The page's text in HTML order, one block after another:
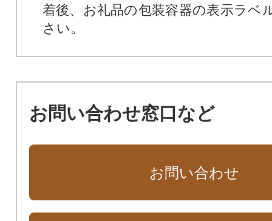
着後、お礼品の包装容器の表示ラベ
さい。
お問い合わせ窓口など
お問い合わせ